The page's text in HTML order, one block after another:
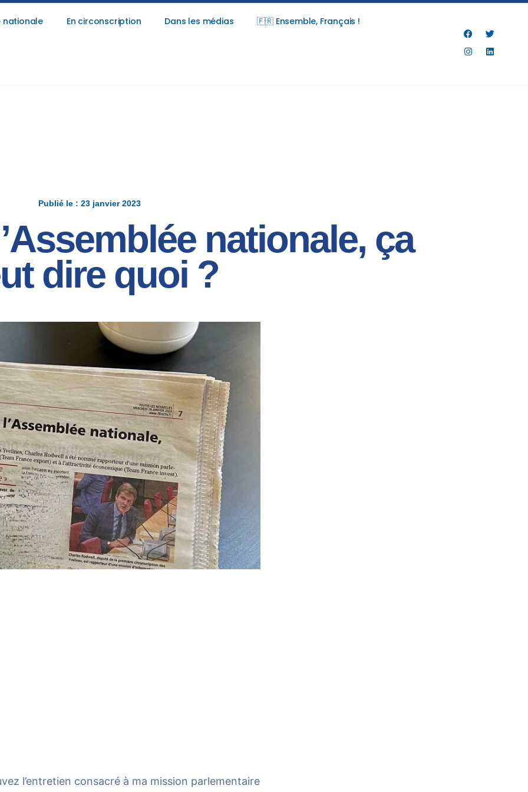
nationale En circonscription Dans les médias 🇫🇷 Ensemble, Français !
Publié le : 23 janvier 2023
nationale, ça
dire quoi ?
l’entretien consacré à ma mission parlementaire